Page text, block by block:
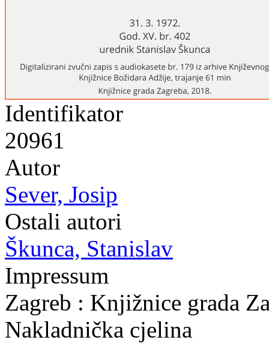
Identifikator
20961
Autor
Sever, Josip
Ostali autori
Škunca, Stanislav
Impressum
Zagreb : Knjižnice grada
Nakladnička cjelina